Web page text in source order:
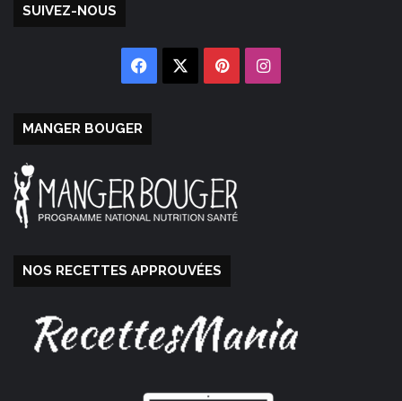
SUIVEZ-NOUS
Facebook PinterestInstagram
MANGER BOUGER
NOS RECETTES APPROUVÉES